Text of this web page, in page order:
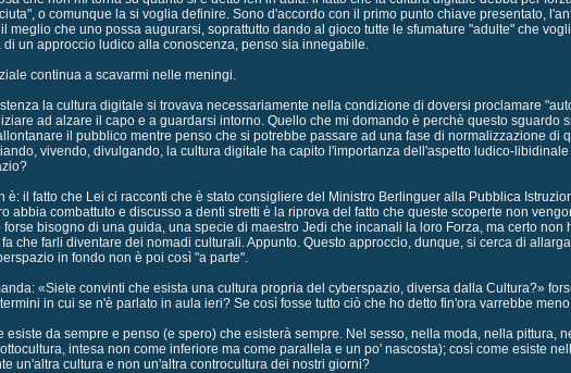
o comunque la si voglia definire. Sono d'accordo con il primo punto chiave presentato,
meglio che uno possa augurarsi, soprattutto dando al gioco tutte le sfumature "adulte" che
un approccio ludico alla conoscenza, penso sia innegabile.
continua a scavarmi nelle meningi.
la cultura digitale si trovava necessariamente nella condizione di doversi proclamare
ad alzare il capo e a guardarsi intorno. Quello che mi domando è perchè questo sguardo
il pubblico mentre penso che si potrebbe passare ad una fase di normalizzazione di
vivendo, divulgando, la cultura digitale ha capito l'importanza dell'aspetto ludico-
è: il fatto che Lei ci racconti che è stato consigliere del Ministro Berlinguer alla Pubblica
abbia combattuto e discusso a denti stretti è la riprova del fatto che queste scoperte non
bisogno di una guida, una specie di maestro Jedi che incanali la loro Forza, ma certo
che farli diventare dei nomadi culturali. Appunto. Questo approccio, dunque, si cerca di
in fondo non è poi così "a parte".
«Siete convinti che esista una cultura propria del cyberspazio, diversa dalla Cultura?»
in cui se n'è parlato in aula ieri? Se così fosse tutto ciò che ho detto fin'ora varrebbe
esiste da sempre e penso (e spero) che esisterà sempre. Nel sesso, nella moda, nella pittura,
intesa non come inferiore ma come parallela e un po' nascosta); così come esiste
un'altra cultura e non un'altra controcultura dei nostri giorni?